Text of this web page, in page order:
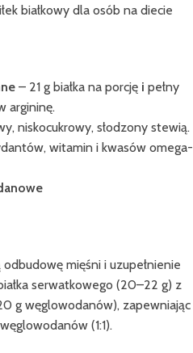
białkowy dla osób na diecie
– 21 g białka na porcję i pełny
argininę.
niskocukrowy, słodzony stewią.
witamin i kwasów omega-
mięśni i uzupełnienie
serwatkowego (20–22 g) z
g węglowodanów), zapewniając
(1:1).